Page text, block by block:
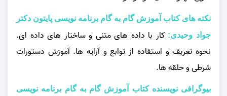
نکته های کتاب آموزش گام به گام برنامه نویسی پایتون دکتر
جواد وحیدی: کار با داده‌ های متنی و ساختار های داده‌ ای.
نحوه تعریف و استفاده از توابع و آرایه‌ ها. آموزش دستورات
شرطی و حلقه‌ ها.
بیوگرافی نویسنده کتاب آموزش گام به گام برنامه نویسی